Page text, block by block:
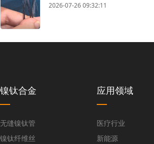
2026-07-26 09:32:11
镍钛合金
无缝镍钛管
镍钛纤维丝
应用领域
医疗行业
新能源